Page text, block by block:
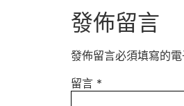
發佈留言
發佈留言必須填寫的
留言 *